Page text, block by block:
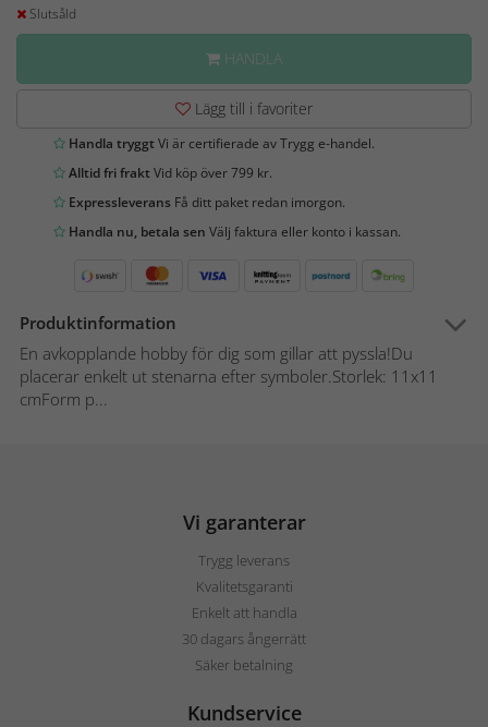
Slutsåld
HANDLA
Lägg till i favoriter
Handla tryggtVi är certifierade av Trygg e-handel.
Alltid fri fraktVid köp över 799 kr.
Expressleverans Få ditt paket redan imorgon.
Handla nu, betala sen Välj faktura eller konto i kassan.
Produktinformation
En avkopplande hobby för dig som gillar att pyssla!Du
placerar enkelt ut stenarna efter symboler.Storlek: 11x11
cmForm p...
Vi garanterar
Trygg leverans
Kvalitetsgaranti
Enkelt att handla
30 dagars ångerrätt
Säker betalning
Kundservice